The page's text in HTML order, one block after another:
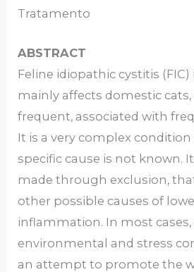
Tratamento
ABSTRACT
Feline idiopathic cystitis (FIC)
mainly affects domestic cats,
frequent, associated with
It is a very complex condition
specific cause is not known.
made through exclusion,
other possible causes of
inflammation. In most cases,
environmental and stress
an attempt to promote the